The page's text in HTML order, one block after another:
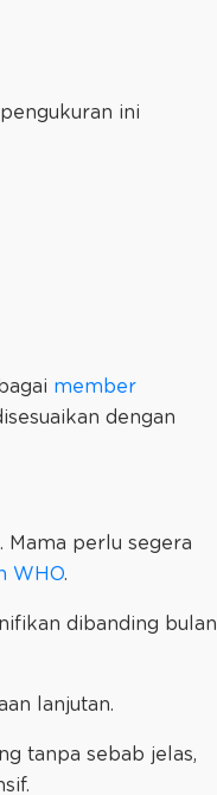
ini
member
dengan
perlu segera
WHO.
dibanding bulan
lanjutan.
tanpa sebab jelas,